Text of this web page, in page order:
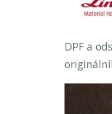
DPF a